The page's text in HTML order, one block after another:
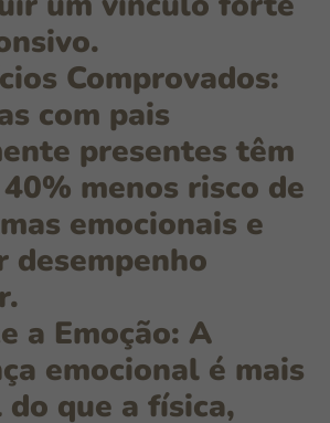
Comprovados:
com pais
presentes têm
menos risco de
emocionais e
desempenho
a Emoção: A
emocional é mais
do que a física,